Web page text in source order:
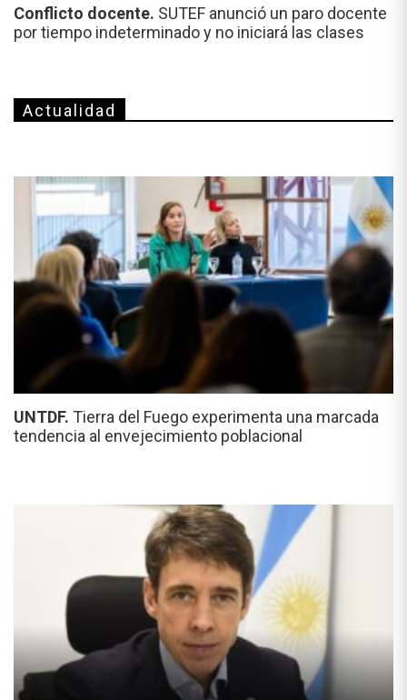
Conflicto docente. SUTEF anunció un paro docente
por tiempo indeterminado y no iniciará las clases
Actualidad
UNTDF. Tierra del Fuego experimenta una marcada
tendencia al envejecimiento poblacional